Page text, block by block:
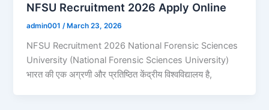
NFSU Recruitment 2026 Apply Online
admin001/ March 23, 2026
NFSU Recruitment 2026 National Forensic Sciences
University (National Forensic Sciences University)
भारत की एक अग्रणी और प्रतिष्ठित केंद्रीय विश्वविद्यालय है,